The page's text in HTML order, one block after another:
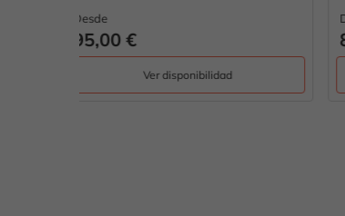
Desde
89,00 €
Ver disponibilidad